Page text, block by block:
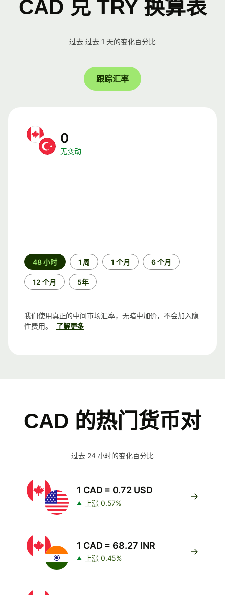
CAD 兑 TRY 换算表
过去 过去 1 天的变化百分比
跟踪汇率
0
无变动
时
间
段
48 小时 1 周 1 个月 6 个月
12 个月 5年
我们使用真正的中间市场汇率，无暗中加价，不会加入隐
性费用。
了解更多
CAD 的热门货币对
过去 24 小时的变化百分比
1 CAD = 0.72 USD
上涨 0.57%
1 CAD = 68.27 INR
上涨 0.45%